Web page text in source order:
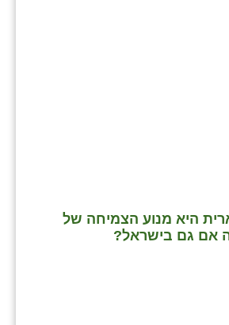
היא מנוע הצמיחה של
אם גם בישראל?